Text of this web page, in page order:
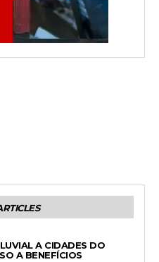
A CIDADES DO
A BENEFÍCIOS